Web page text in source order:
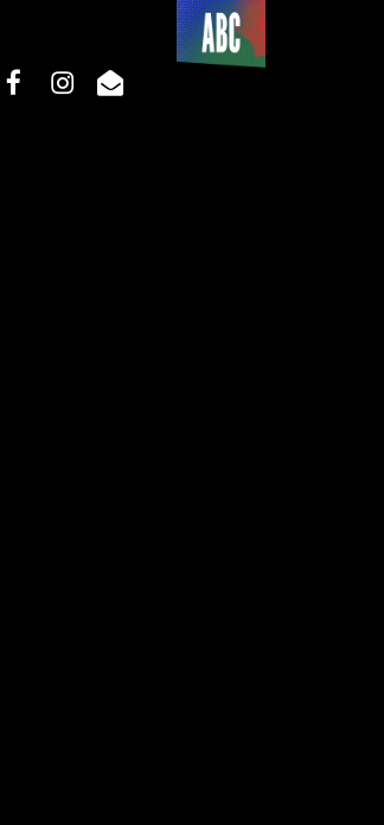
Du côté
de l’ABC
facebookinstagram
email